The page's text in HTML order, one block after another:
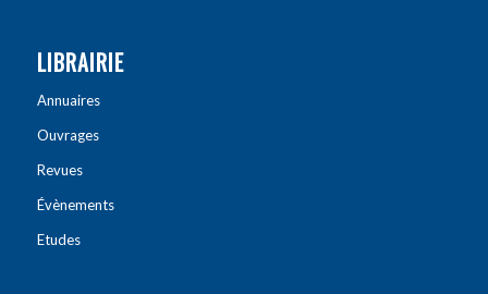
LIBRAIRIE
Annuaires
Ouvrages
Revues
Évènements
Etudes